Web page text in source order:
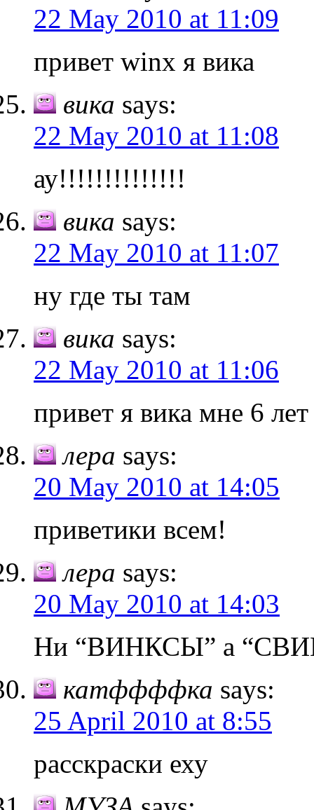
22 May 2010 at 11:09
привет winx я вика
вика says:
22 May 2010 at 11:08
ау!!!!!!!!!!!!!!
вика says:
22 May 2010 at 11:07
ну где ты там
вика says:
22 May 2010 at 11:06
привет я вика мне 6
лера says:
20 May 2010 at 14:05
приветики всем!
лера says:
20 May 2010 at 14:03
Ни “ВИНКСЫ” а
катффффка says:
25 April 2010 at 8:55
расскраски еху